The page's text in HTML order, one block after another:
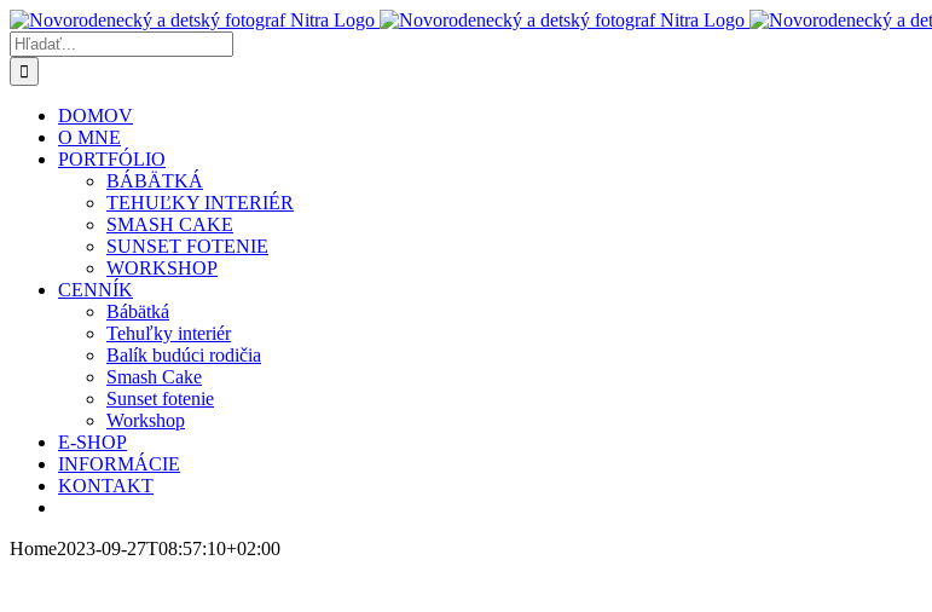
Skip
to
content
Hľadať:
DOMOV
O MNE
PORTFÓLIO
BÁBÄTKÁ
TEHUĽKY INTERIÉR
SMASH CAKE
SUNSET FOTENIE
WORKSHOP
CENNÍK
Bábätká
Tehuľky interiér
Balík budúci rodičia
Smash Cake
Sunset fotenie
Workshop
E-SHOP
INFORMÁCIE
KONTAKT
Home2023-09-27T08:57:10+02:00